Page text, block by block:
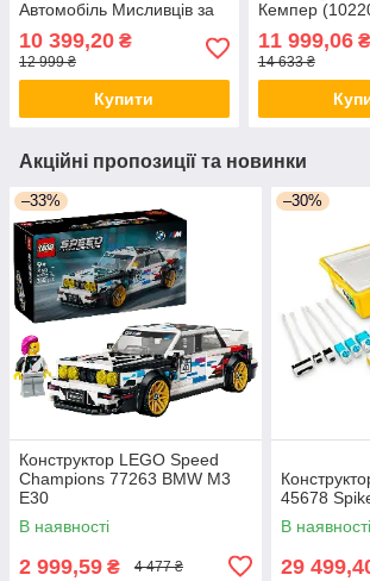
Автомобіль Мисливців за
10 399,20 ₴
12 999 ₴
Купити
Кемпер
11 999,06₴
14 633 ₴
Акційні пропозиції та новинки
–33%
Конструктор LEGO Speed
Champions 77263 BMW M3
E30
В наявності
2 999,59 ₴ 4 477 ₴
–30%
45678
В наявності
29